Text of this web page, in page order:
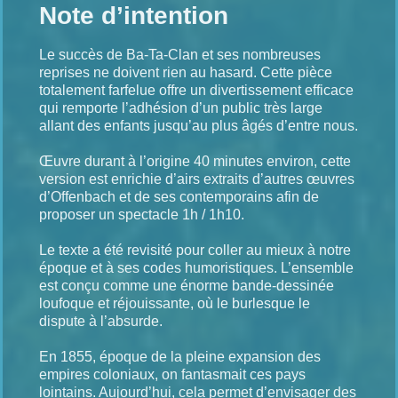
Note d’intention
Le succès de Ba-Ta-Clan et ses nombreuses
reprises ne doivent rien au hasard. Cette pièce
totalement farfelue offre un divertissement efficace
qui remporte l’adhésion d’un public très large
allant des enfants jusqu’au plus âgés d’entre nous.
Œuvre durant à l’origine 40 minutes environ, cette
version est enrichie d’airs extraits d’autres œuvres
d’Offenbach et de ses contemporains afin de
proposer un spectacle 1h / 1h10.
Le texte a été revisité pour coller au mieux à notre
époque et à ses codes humoristiques. L’ensemble
est conçu comme une énorme bande-dessinée
loufoque et réjouissante, où le burlesque le
dispute à l’absurde.
En 1855, époque de la pleine expansion des
empires coloniaux, on fantasmait ces pays
lointains. Aujourd’hui, cela permet d’envisager des